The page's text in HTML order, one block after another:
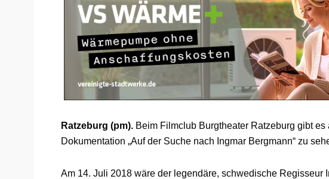
Ratzeburg (pm). Beim Filmclub Burgtheater Ratzeburg gibt
Dokumentation „Auf der Suche nach Ingmar Bergmann“ zu
Am 14. Juli 2018 wäre der legendäre, schwedische Regisseur